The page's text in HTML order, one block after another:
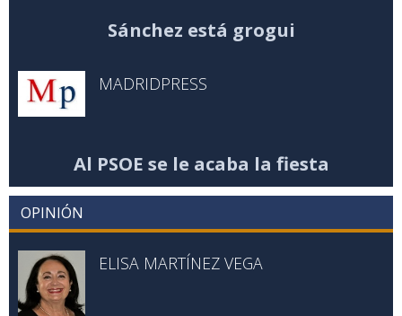
Sánchez está grogui
MADRIDPRESS
Al PSOE se le acaba la fiesta
OPINIÓN
ELISA MARTÍNEZ VEGA